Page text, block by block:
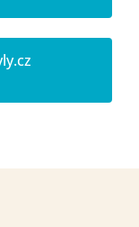
.cz